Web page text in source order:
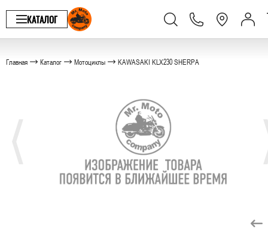
КАТАЛОГ
Главная Каталог Мотоциклы KAWASAKI KLX230 SHERPA